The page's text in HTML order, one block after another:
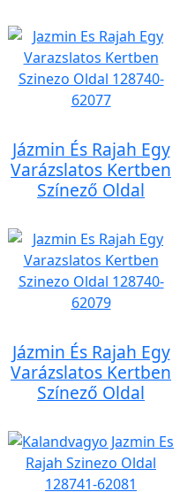
Jázmin És Rajah Egy
Varázslatos Kertben
Színező Oldal
Jázmin És Rajah Egy
Varázslatos Kertben
Színező Oldal